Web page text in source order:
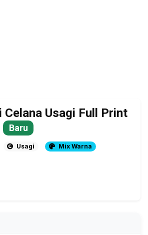
Celana Usagi Full Print
Baru
Usagi
Mix Warna